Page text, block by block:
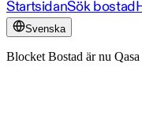
StartsidanSök bostad
Svenska
Blocket Bostad är nu Qasa